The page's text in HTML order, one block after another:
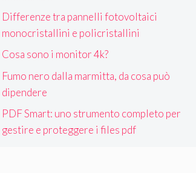
Differenze tra pannelli fotovoltaici
monocristallini e policristallini
Cosa sono i monitor 4k?
Fumo nero dalla marmitta, da cosa può
dipendere
PDF Smart: uno strumento completo per
gestire e proteggere i files pdf